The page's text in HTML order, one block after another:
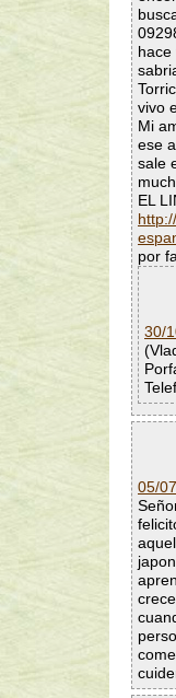
vivo
Mi
ese
sale
EL
por
30/
05/